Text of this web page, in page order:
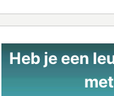
Heb je een